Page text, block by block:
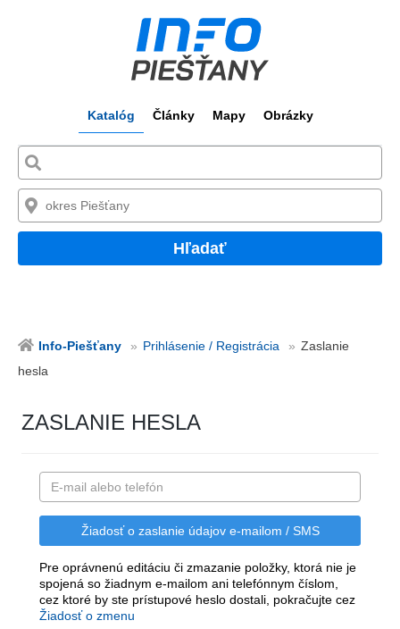
Katalóg Články Mapy Obrázky
Hľadať
Info-Piešťany Prihlásenie / Registrácia
Zaslanie
hesla
ZASLANIE HESLA
Pre oprávnenú editáciu či zmazanie položky, ktorá nie je
spojená so žiadnym e-mailom ani telefónnym číslom,
cez ktoré by ste prístupové heslo dostali, pokračujte cez
Žiadosť o zmenu